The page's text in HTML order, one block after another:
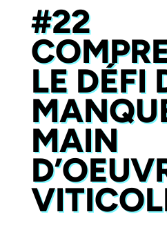
#22
LE DÉFI
MAIN